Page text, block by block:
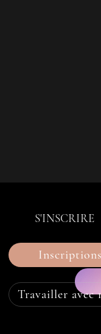
S'INSCRIRE
Inscriptions
Travailler avec